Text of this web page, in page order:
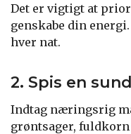
Det er vigtigt at
genskabe din
hver nat.
2. Spis en
Indtag næringsrig
grøntsager,